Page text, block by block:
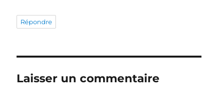
Répondre
Laisser un commentaire